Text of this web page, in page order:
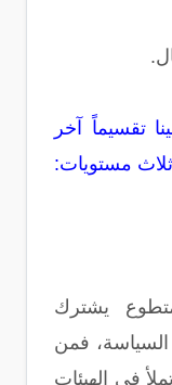
تقسيماً آخر
مستويات:
يشترك
فمن
في الهيئات